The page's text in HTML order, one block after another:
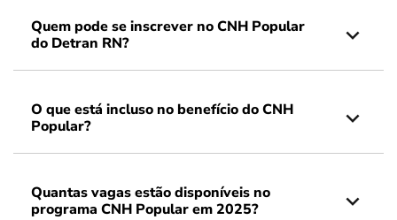
Quem pode se inscrever no CNH Popular
do Detran RN?
O que está incluso no benefício do CNH
Popular?
Quantas vagas estão disponíveis no
programa CNH Popular em 2025?